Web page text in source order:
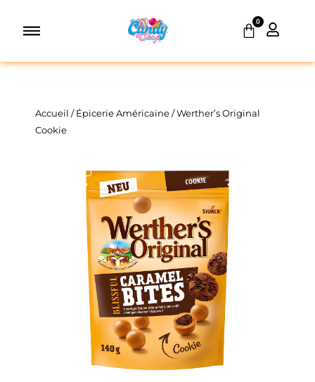
0
Panier
Accueil /Épicerie Américaine/ Werther’s Original
Cookie